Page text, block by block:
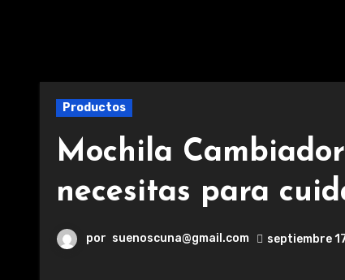
Productos
Mochila
necesitas para
por suenoscuna@gmail.com septiembre